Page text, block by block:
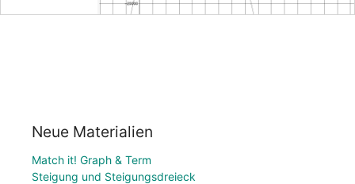
Neue Materialien
Match it! Graph & Term
Steigung und Steigungsdreieck